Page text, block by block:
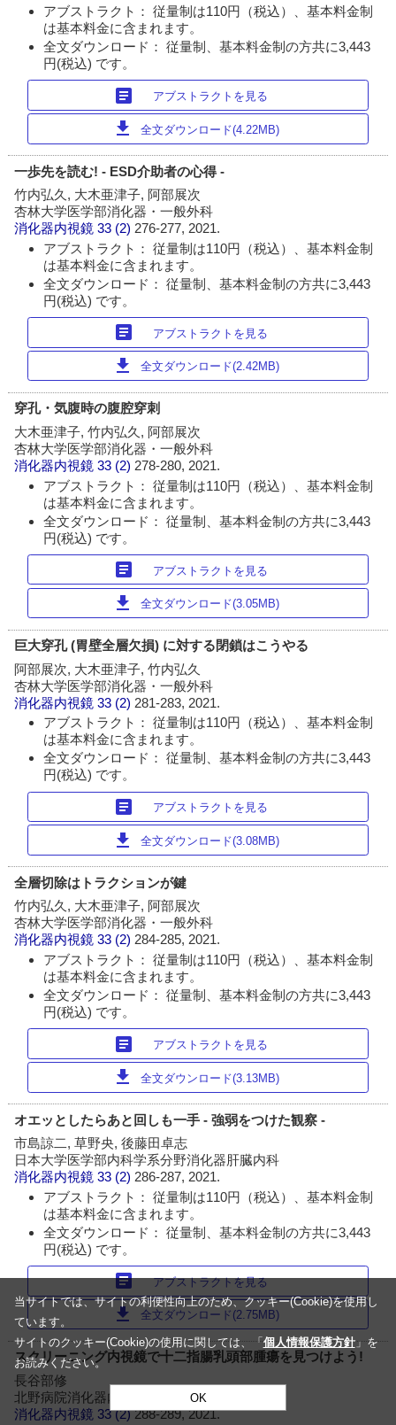
アブストラクト： 従量制は110円（税込）、基本料金制
は基本料金に含まれます。
全文ダウンロード： 従量制、基本料金制の方共に3,443
円(税込) です。
article アブストラクトを見る
download 全文ダウンロード(4.22MB)
一歩先を読む! - ESD介助者の心得 -
竹内弘久, 大木亜津子, 阿部展次
杏林大学医学部消化器・一般外科
消化器内視鏡 33 (2) 276-277, 2021.
アブストラクト： 従量制は110円（税込）、基本料金制
は基本料金に含まれます。
全文ダウンロード： 従量制、基本料金制の方共に3,443
円(税込) です。
article アブストラクトを見る
download 全文ダウンロード(2.42MB)
穿孔・気腹時の腹腔穿刺
大木亜津子, 竹内弘久, 阿部展次
杏林大学医学部消化器・一般外科
消化器内視鏡 33 (2) 278-280, 2021.
アブストラクト： 従量制は110円（税込）、基本料金制
は基本料金に含まれます。
全文ダウンロード： 従量制、基本料金制の方共に3,443
円(税込) です。
article アブストラクトを見る
download 全文ダウンロード(3.05MB)
巨大穿孔 (胃壁全層欠損) に対する閉鎖はこうやる
阿部展次, 大木亜津子, 竹内弘久
杏林大学医学部消化器・一般外科
消化器内視鏡 33 (2) 281-283, 2021.
アブストラクト： 従量制は110円（税込）、基本料金制
は基本料金に含まれます。
全文ダウンロード： 従量制、基本料金制の方共に3,443
円(税込) です。
article アブストラクトを見る
download 全文ダウンロード(3.08MB)
全層切除はトラクションが鍵
竹内弘久, 大木亜津子, 阿部展次
杏林大学医学部消化器・一般外科
消化器内視鏡 33 (2)284-285, 2021.
アブストラクト： 従量制は110円（税込）、基本料金制
は基本料金に含まれます。
全文ダウンロード： 従量制、基本料金制の方共に3,443
円(税込) です。
article アブストラクトを見る
download 全文ダウンロード(3.13MB)
オエッとしたらあと回しも一手 - 強弱をつけた観察 -
市島諒二, 草野央, 後藤田卓志
日本大学医学部内科学系分野消化器肝臓内科
消化器内視鏡 33 (2) 286-287, 2021.
アブストラクト： 従量制は110円（税込）、基本料金制
は基本料金に含まれます。
全文ダウンロード： 従量制、基本料金制の方共に3,443
円(税込) です。
article アブストラクトを見る
download 全文ダウンロード(2.75MB)
スクリーニング内視鏡で十二指腸乳頭部腫瘍を見つけよう!
長谷部修
北野病院消化器内科
消化器内視鏡 33 (2)288-289, 2021.
当サイトでは、サイトの利便性向上のため、クッキー(Cookie)を使用し
ています。
サイトのクッキー(Cookie)の使用に関しては、「個人情報保護方針」を
お読みください。
OK